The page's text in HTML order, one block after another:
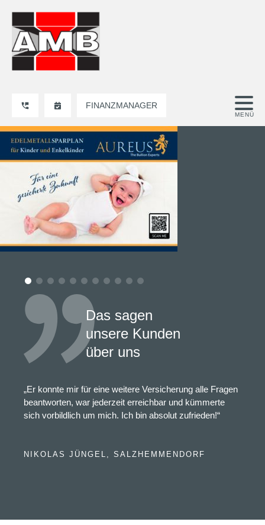
FINANZMANAGER
Das sagen
unsere Kunden
über uns
„Er konnte mir für eine weitere Versicherung alle Fragen
beantworten, war jederzeit erreichbar und kümmerte
sich vorbildlich um mich. Ich bin absolut zufrieden!“
NIKOLAS JÜNGEL, SALZHEMMENDORF